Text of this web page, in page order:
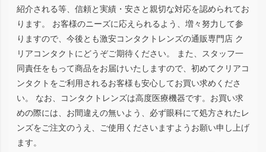
紹介される等、信頼と実績・安さと親切な対応を認められてお
ります。 お客様のニーズに応えられるよう、増々努力して参
りますので、今後とも激安コンタクトレンズの通販専門店 ク
リアコンタクトにどうぞご期待ください。 また、スタッフ一
同責任をもって商品をお届けいたしますので、初めてクリアコ
ンタクトをご利用されるお客様も安心してお買い求めくださ
い。 なお、コンタクトレンズは高度医療機器です。お買い求
めの際には、お間違えの無いよう、必ず眼科にて処方されたレ
ンズをご注文のうえ、ご使用くださいますようお願い申し上げ
ます。